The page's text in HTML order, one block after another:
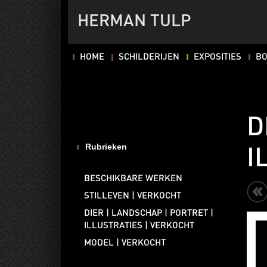
HERMAN TULP
HOME SCHILDERIJEN EXPOSITIES
Rubrieken
BESCHIKBARE WERKEN
STILLEVEN | VERKOCHT
DIER | LANDSCHAP | PORTRET |
ILLUSTRATIES | VERKOCHT
MODEL | VERKOCHT